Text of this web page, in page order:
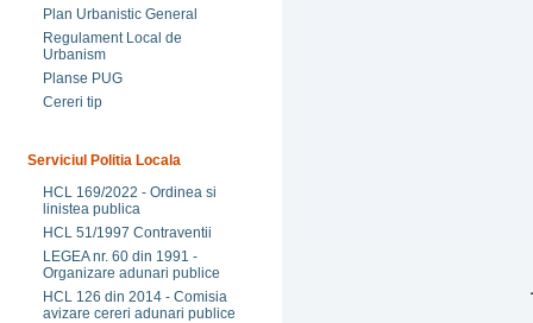
Plan Urbanistic General
Regulament Local de
Urbanism
Planse PUG
Cereri tip
Serviciul Politia Locala
HCL 169/2022 - Ordinea si
linistea publica
HCL 51/1997 Contraventii
LEGEA nr. 60 din 1991 -
Organizare adunari publice
HCL 126 din 2014 - Comisia
avizare cereri adunari publice